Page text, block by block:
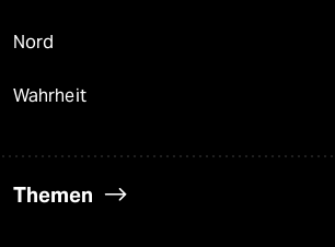
Nord
Wahrheit
Themen